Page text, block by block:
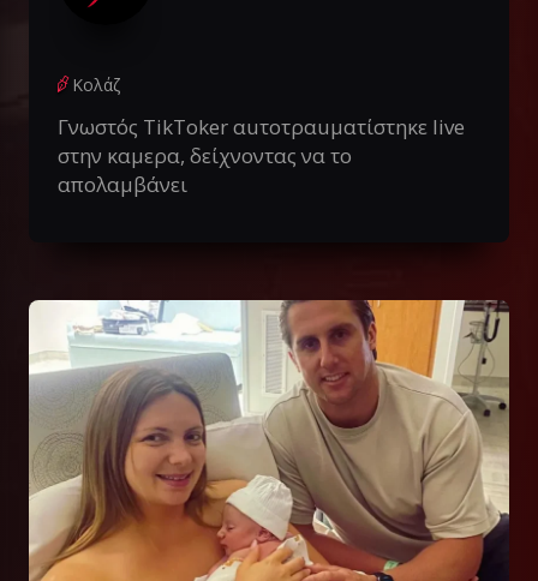
Κολάζ
Γνωστός TikToker αuτοτραuματίστηκε live
στην καμερα, δείχνοντας να το
απολαμβάνει